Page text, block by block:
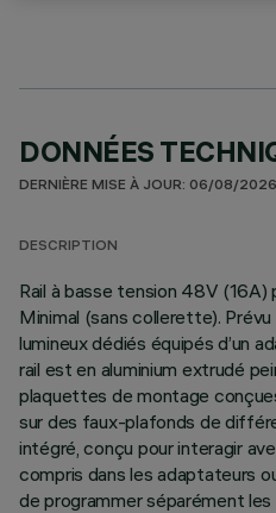
DONNÉES
DERNIÈRE MISE À JOUR: 06/08/2026
DESCRIPTION
Rail à basse tension 48V
Minimal (sans collerette).
lumineux dédiés équipés d’un
rail est en aluminium extrudé
plaquettes de montage
sur des faux-plafonds de
intégré, conçu pour interagir
compris dans les adaptateurs
de programmer séparément